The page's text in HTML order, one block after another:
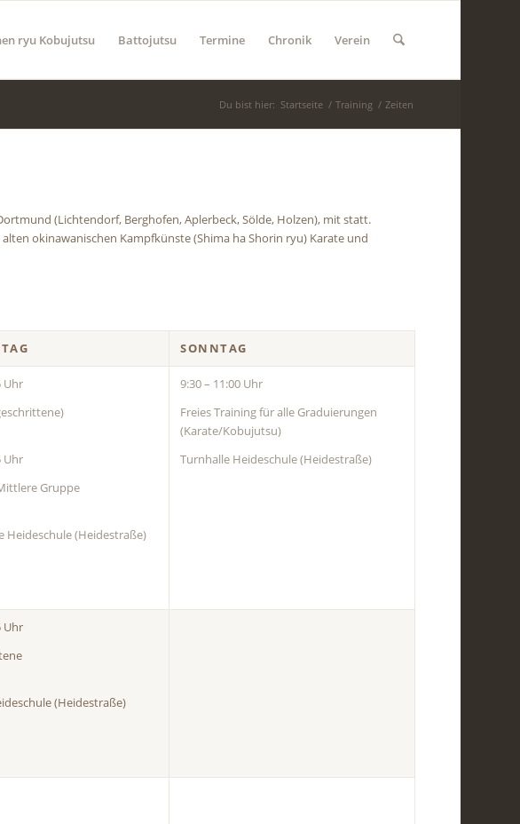
ryu Kobujutsu Battojutsu Termine Chronik Verein
Du bist hier: Startseite / Training / Zeiten
(Lichtendorf, Berghofen, Aplerbeck, Sölde, Holzen), mit statt.
okinawanischen Kampfkünste (Shima ha Shorin ryu) Karate und
SONNTAG
Uhr
Uhr
Gruppe
Heideschule (Heidestraße)
9:30 – 11:00 Uhr
Freies Training für alle Graduierungen
(Karate/Kobujutsu)
Turnhalle Heideschule (Heidestraße)
Uhr
(Heidestraße)